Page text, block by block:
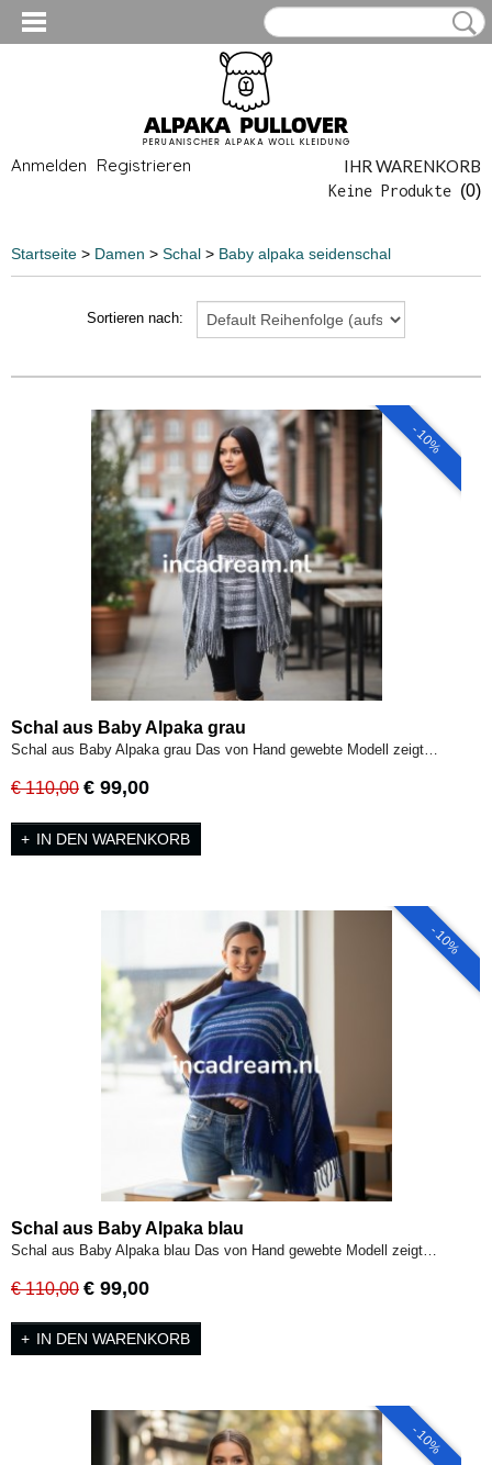
Anmelden Registrieren IHR WARENKORB
Keine Produkte (0)
Startseite > Damen > Schal > Baby alpaka seidenschal
Sortieren nach:
- 10%
Schal aus Baby Alpaka grau
Schal aus Baby Alpaka grau Das von Hand gewebte Modell zeigt…
€ 110,00 € 99,00
IN DEN WARENKORB
- 10%
Schal aus Baby Alpaka blau
Schal aus Baby Alpaka blau Das von Hand gewebte Modell zeigt…
€ 110,00 € 99,00
IN DEN WARENKORB
- 10%